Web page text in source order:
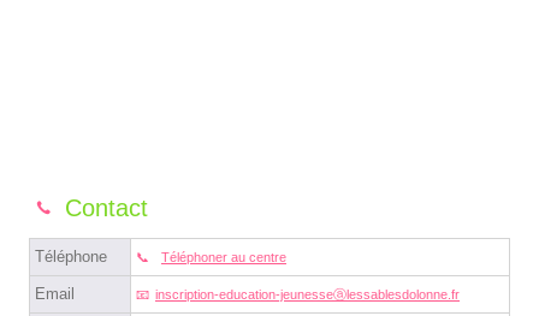
Contact
Téléphone Téléphoner au centre
Email inscription-education-jeunesseⓐlessablesdolonne.fr